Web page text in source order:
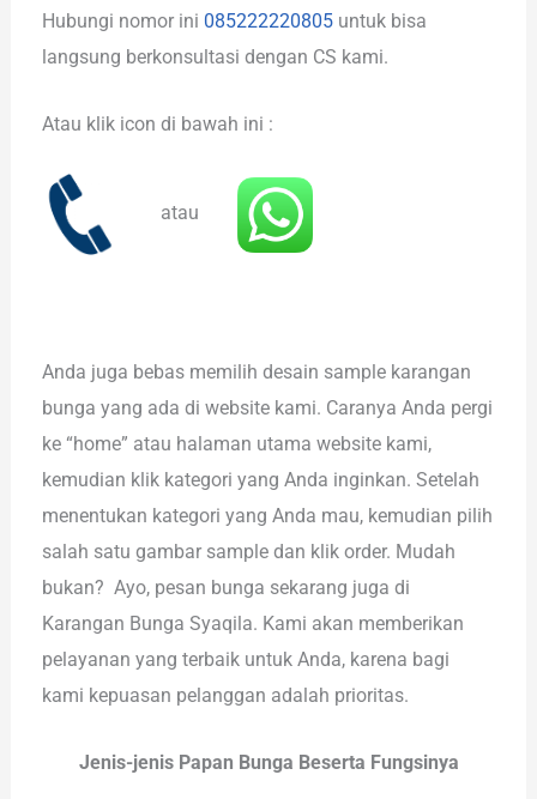
Hubungi nomor ini 085222220805 untuk bisa
langsung berkonsultasi dengan CS kami.
Atau klik icon di bawah ini :
atau
Anda juga bebas memilih desain sample karangan
bunga yang ada di website kami. Caranya Anda pergi
ke “home” atau halaman utama website kami,
kemudian klik kategori yang Anda inginkan. Setelah
menentukan kategori yang Anda mau, kemudian pilih
salah satu gambar sample dan klik order. Mudah
bukan? Ayo, pesan bunga sekarang juga di
Karangan Bunga Syaqila. Kami akan memberikan
pelayanan yang terbaik untuk Anda, karena bagi
kami kepuasan pelanggan adalah prioritas.
Jenis-jenis Papan Bunga Beserta Fungsinya